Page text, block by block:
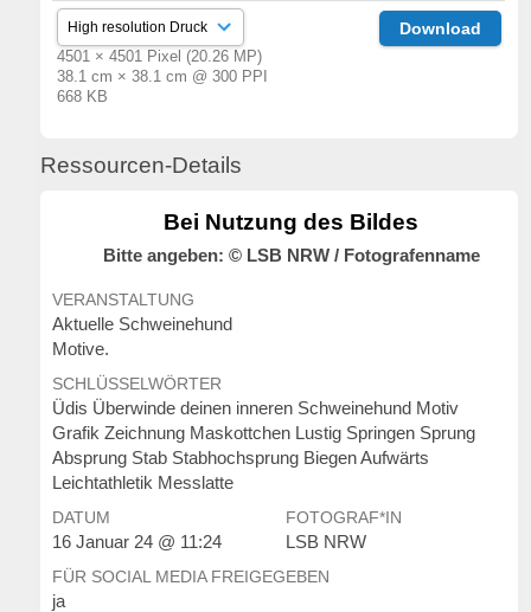
4501 × 4501 Pixel (20.26 MP)
38.1 cm × 38.1 cm @ 300 PPI
668 KB
Download
Ressourcen-Details
Bei Nutzung des Bildes
Bitte angeben: © LSB NRW / Fotografenname
VERANSTALTUNG
Aktuelle Schweinehund
Motive.
SCHLÜSSELWÖRTER
Üdis Überwinde deinen inneren Schweinehund Motiv
Grafik Zeichnung Maskottchen Lustig Springen Sprung
Absprung Stab Stabhochsprung Biegen Aufwärts
Leichtathletik Messlatte
DATUM
16 Januar 24 @ 11:24
FOTOGRAF*IN
LSB NRW
FÜR SOCIAL MEDIA FREIGEGEBEN
ja